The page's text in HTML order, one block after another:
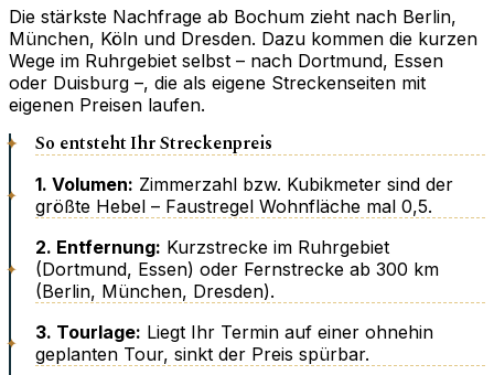
Die stärkste Nachfrage ab Bochum zieht nach Berlin,
München, Köln und Dresden. Dazu kommen die kurzen
Wege im Ruhrgebiet selbst – nach Dortmund, Essen
oder Duisburg –, die als eigene Streckenseiten mit
eigenen Preisen laufen.
So entsteht Ihr Streckenpreis
1. Volumen: Zimmerzahl bzw. Kubikmeter sind der
größte Hebel – Faustregel Wohnfläche mal 0,5.
2. Entfernung: Kurzstrecke im Ruhrgebiet
(Dortmund, Essen) oder Fernstrecke ab 300 km
(Berlin, München, Dresden).
3. Tourlage: Liegt Ihr Termin auf einer ohnehin
geplanten Tour, sinkt der Preis spürbar.